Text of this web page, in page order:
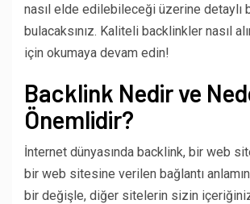
nasıl elde edilebileceği üzerine detaylı
bulacaksınız. Kaliteli backlinkler nasıl
için okumaya devam edin!
Backlink Nedir ve
Önemlidir?
İnternet dünyasında backlink, bir web
bir web sitesine verilen bağlantı
bir değişle, diğer sitelerin sizin